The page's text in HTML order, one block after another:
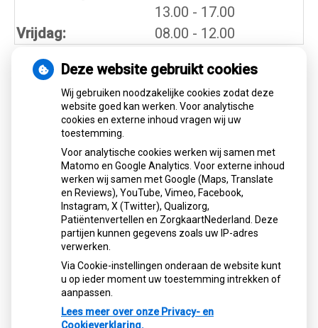
13.00 tot
- 17.00
Vrijdag:
08.00 - 12.00
Nieuws
Let op: valse Infomedics-mails over
openstaande rekening
Tanden bleken? Laat het veilig doen!
Gezond tandvlees: de basis voor een
gezonde mond
Naar de tandarts in het buitenland? Wees op
je hoede!
(Mond)zorgkosten gemaakt in 2025? Check
of die aftrekbaar zijn
Deze website gebruikt cookies
Wij gebruiken noodzakelijke cookies zodat deze
website goed kan werken. Voor analytische
cookies en externe inhoud vragen wij uw
toestemming.
Voor analytische cookies werken wij samen met
Matomo en Google Analytics. Voor externe inhoud
werken wij samen met Google (Maps, Translate
en Reviews), YouTube, Vimeo, Facebook,
Instagram, X (Twitter), Qualizorg,
Patiëntenvertellen en ZorgkaartNederland. Deze
partijen kunnen gegevens zoals uw IP-adres
verwerken.
Via Cookie-instellingen onderaan de website kunt
u op ieder moment uw toestemming intrekken of
aanpassen.
Lees meer over onze Privacy- en
Cookieverklaring.